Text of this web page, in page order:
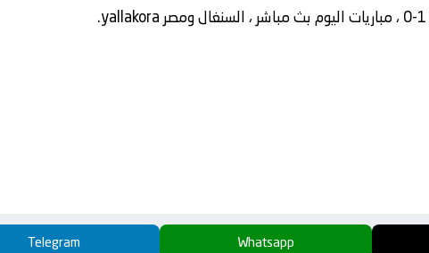
Whatsapp
Telegram